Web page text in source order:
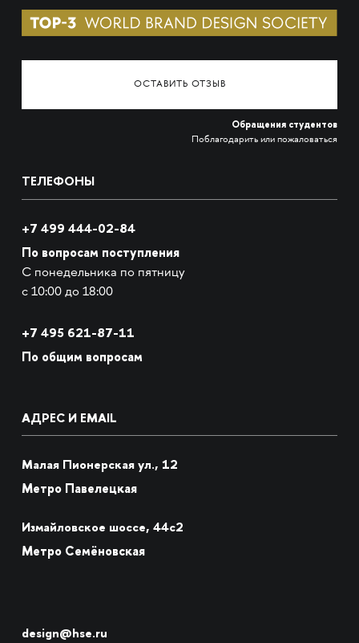
ОСТАВИТЬ ОТЗЫВ
Обращения студентов
Поблагодарить или пожаловаться
ТЕЛЕФОНЫ
+7 499 444-02-84
По вопросам поступления
С понедельника по пятницу
с 10:00 до 18:00
+7 495 621-87-11
По общим вопросам
АДРЕС И EMAIL
Малая Пионерская ул., 12
Метро Павелецкая
Измайловское шоссе, 44с2
Метро Семёновская
design@hse.ru